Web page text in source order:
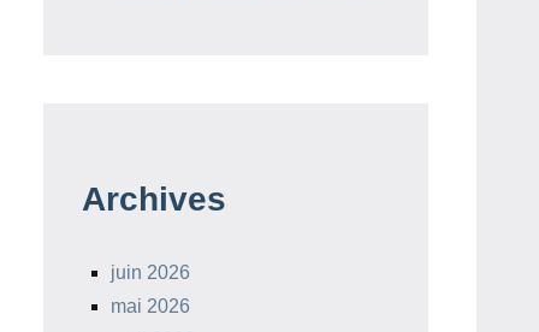
Archives
juin 2026
mai 2026